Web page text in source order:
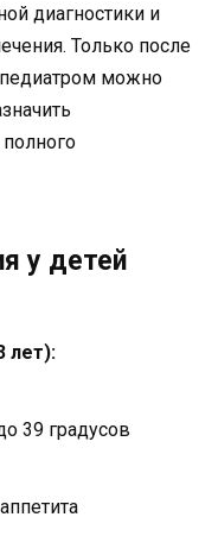
диагностики и
Только после
педиатром можно
у детей
лет):
39 градусов